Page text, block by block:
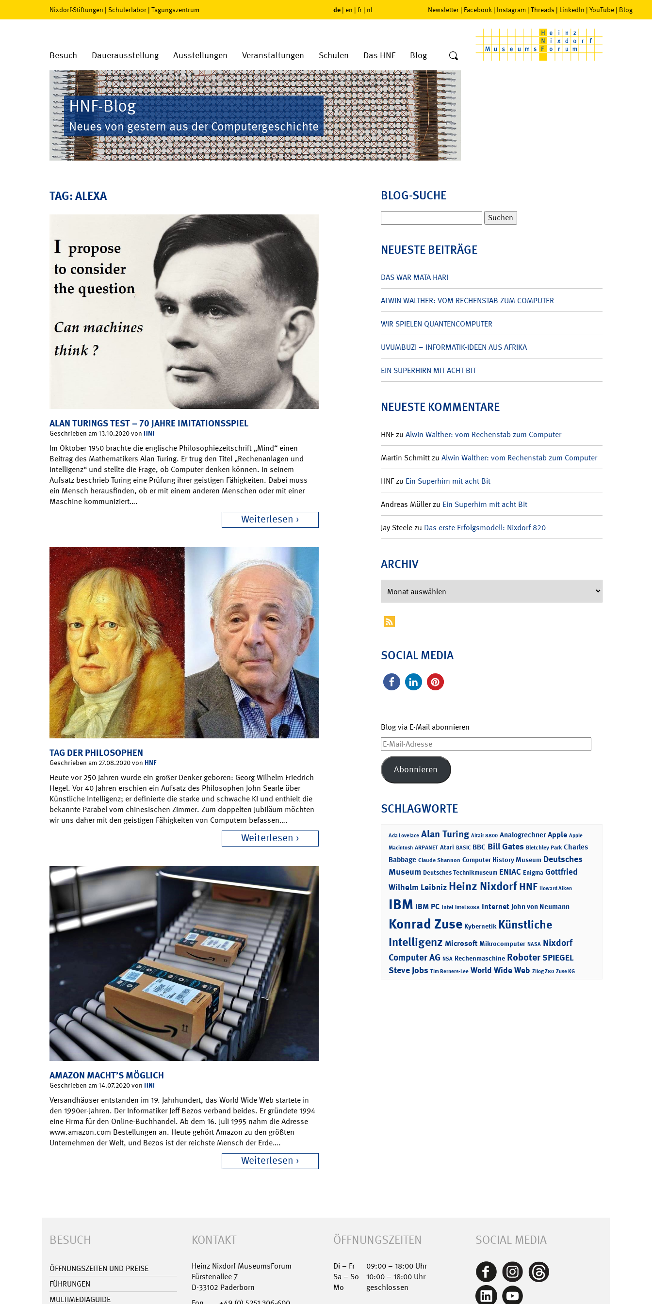
Nixdorf-Stiftungen | Schülerlabor | Tagungszentrum de | en | fr | nl Newsletter | Facebook | Instagram | Threads | LinkedIn | YouTube | Blog
Besuch Dauerausstellung Ausstellungen Veranstaltungen Schulen Das HNF Blog
HNF-Blog
Neues von gestern aus der Computergeschichte
TAG: ALEXA
ALAN TURINGS TEST – 70 JAHRE IMITATIONSSPIEL
Geschrieben am 13.10.2020 von HNF
Im Oktober 1950 brachte die englische Philosophiezeitschrift „Mind“ einen
Beitrag des Mathematikers Alan Turing. Er trug den Titel „Rechenanlagen und
Intelligenz“ und stellte die Frage, ob Computer denken können. In seinem
Aufsatz beschrieb Turing eine Prüfung ihrer geistigen Fähigkeiten. Dabei muss
ein Mensch herausfinden, ob er mit einem anderen Menschen oder mit einer
Maschine kommuniziert….
Weiterlesen
TAG DER PHILOSOPHEN
Geschrieben am 27.08.2020 von HNF
Heute vor 250 Jahren wurde ein großer Denker geboren: Georg Wilhelm Friedrich
Hegel. Vor 40 Jahren erschien ein Aufsatz des Philosophen John Searle über
Künstliche Intelligenz; er definierte die starke und schwache KI und enthielt die
bekannte Parabel vom chinesischen Zimmer. Zum doppelten Jubiläum möchten
wir uns daher mit den geistigen Fähigkeiten von Computern befassen….
Weiterlesen
AMAZON MACHT’S MÖGLICH
Geschrieben am 14.07.2020 von HNF
Versandhäuser entstanden im 19. Jahrhundert, das World Wide Web startete in
den 1990er-Jahren. Der Informatiker Jeff Bezos verband beides. Er gründete 1994
eine Firma für den Online-Buchhandel. Ab dem 16. Juli 1995 nahm die Adresse
www.amazon.com Bestellungen an. Heute gehört Amazon zu den größten
Unternehmen der Welt, und Bezos ist der reichste Mensch der Erde….
Weiterlesen
BLOG-SUCHE
nach:
NEUESTE BEITRÄGE
DAS WAR MATA HARI
ALWIN WALTHER: VOM RECHENSTAB ZUM COMPUTER
WIR SPIELEN QUANTENCOMPUTER
UVUMBUZI – INFORMATIK-IDEEN AUS AFRIKA
EIN SUPERHIRN MIT ACHT BIT
NEUESTE KOMMENTARE
HNFzu Alwin Walther: vom Rechenstab zum Computer
Martin Schmittzu Alwin Walther: vom Rechenstab zum Computer
HNFzu Ein Superhirn mit acht Bit
Andreas Müllerzu Ein Superhirn mit acht Bit
Jay Steelezu Das erste Erfolgsmodell: Nixdorf 820
ARCHIV
SOCIAL MEDIA
Blog via E-Mail abonnieren
E-
Mail-
Adresse
Abonnieren
SCHLAGWORTE
Ada Lovelace Alan Turing Altair 8800 Analogrechner Apple Apple
Macintosh ARPANET Atari BASIC BBC Bill Gates Bletchley Park Charles
Babbage Claude Shannon Computer History Museum Deutsches
Museum Deutsches Technikmuseum ENIAC Enigma Gottfried
Wilhelm Leibniz Heinz NixdorfHNF Howard Aiken
IBM IBM PC Intel Intel 8088 Internet John von Neumann
Konrad Zuse Kybernetik Künstliche
Intelligenz Microsoft Mikrocomputer NASA Nixdorf
Computer AG NSA Rechenmaschine RoboterSPIEGEL
Steve Jobs Tim Berners-Lee World Wide Web Zilog Z80 Zuse KG
BESUCH
ÖFFNUNGSZEITEN UND PREISE
FÜHRUNGEN
MULTIMEDIAGUIDE
KONTAKT
Heinz Nixdorf MuseumsForum
Fürstenallee 7
D-33102 Paderborn
ÖFFNUNGSZEITEN
Di – Fr
09:00 – 18:00 Uhr
Sa – So
10:00 – 18:00 Uhr
Mo
geschlossen
SOCIAL MEDIA